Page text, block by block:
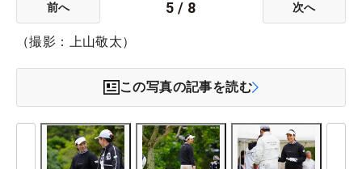
前へ 5 / 8 次へ
（撮影：上山敬太）
この写真の記事を読む